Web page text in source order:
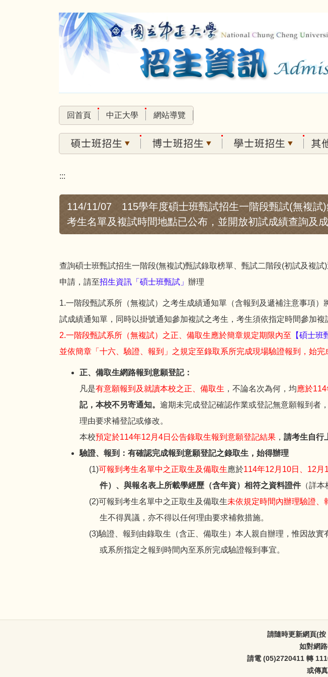
回首頁 中正大學 網站導覽
:::
114/11/07 115學年度碩士班甄試招生一階段甄試(無複試
考生名單及複試時間地點已公布，並開放初試成績查詢及
查詢碩士班甄試招生一階段(無複試)甄試錄取榜單、甄試二階段(初試及複
申請，請至招生資訊「碩士班甄試」 辦理
1.一階段甄試系所（無複試）之考生成績通知單（含報到及遞補注意事項
試成績通知單，同時以掛號通知參加複試之考生，考生須依指定時間參加複
2.一階段甄試系所（無複試）之正、備取生應於簡章規定期限內至 【碩士
並依簡章「十六、驗證、報到」之規定至錄取系所完成現場驗證報到，始完
正、備取生網路報到意願登記：
凡是有意願報到及就讀本校之正、備取生 ，不論名次為何，均應於
記，本校不另寄通知。 逾期未完成登記確認作業或登記無意願報到者
理由要求補登記或修改。
本校預定於114年12月4日公告錄取生報到意願登記結果 ， 請考生自行
驗證、報到：有確認完成報到意願登記之錄取生，始得辦理
可報到考生名單中之正取生及備取生應於114年12月10日、12月
件）、與報名表上所載學經歷（含年資）相符之資料證件（詳本
可報到考生名單中之正取生及備取生未依規定時間內辦理驗證、
生不得異議，亦不得以任何理由要求補救措施。
驗證、報到由錄取生（含正、備取生）本人親自辦理，惟因故
或系所指定之報到時間內至系所完成驗證報到事宜。
請隨時更新網頁(
如對網
請電 (05)2720411 轉
或傳